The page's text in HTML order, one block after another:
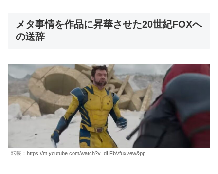
メタ事情を作品に昇華させた20世紀FOXへ
の送辞
転載：https://m.youtube.com/watch?v=dLFbVfuxvew&pp